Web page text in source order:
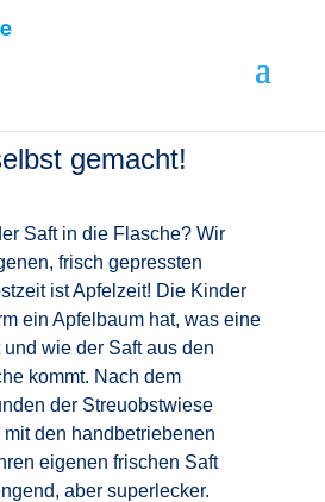
gemacht!
Saft in die Flasche? Wir
frisch gepressten
ist Apfelzeit! Die Kinder
ein Apfelbaum hat, was eine
wie der Saft aus den
kommt. Nach dem
der Streuobstwiese
den handbetriebenen
eigenen frischen Saft
aber superlecker.